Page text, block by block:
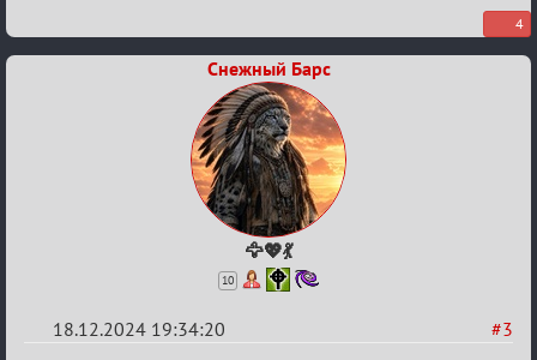
4
Снежный Барс
🦅💖💃
10
#3
18.12.2024 19:34:20